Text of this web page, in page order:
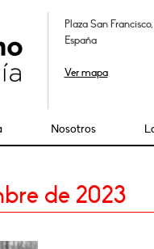
Plaza San
España
Ver mapa
Nosotros
de 2023